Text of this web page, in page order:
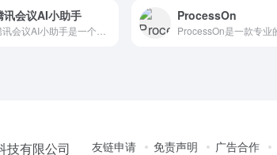
讯会议AI小助手 ProcessOn
友链申请 免责声明 广告合作